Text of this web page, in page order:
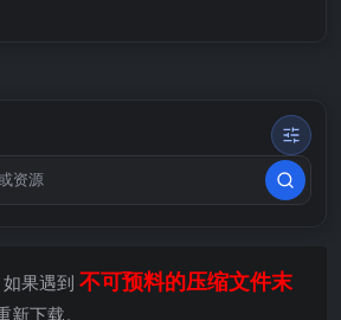
果遇到 不可预料的压缩文件末
新下载。